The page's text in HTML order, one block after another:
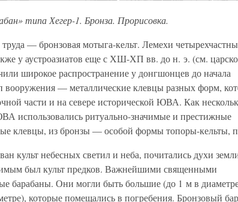
типа Хегер-1. Бронза. Прорисовка.
труда — бронзовая мотыга-кельт. Лемехи
у аустроазиатов еще с ХШ-ХП вв. до н. э. (см.
широкое распространение у донгшонцев до начала
вооружения — металлические клевцы разных форм,
части и на севере исторической ЮВА. Как
использовались ритуально-значимые и престижные
клевцы, из бронзы — особой формы топоры-кельты,
культ небесных светил и неба, почитались духи
был культ предков. Важнейшими священными
барабаны. Они могли быть большие (до 1 м в
которые помещались в погребения. Бронзовый